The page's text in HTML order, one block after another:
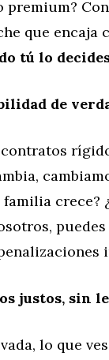
premium?
que encaja
tú lo
de
familia crece?
justos, sin
lo que